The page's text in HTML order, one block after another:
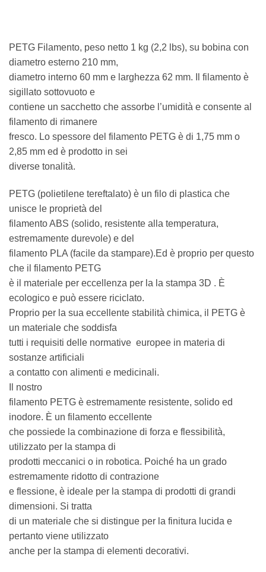
PETG Filamento, peso netto 1 kg (2,2 lbs), su bobina con
diametro esterno 210 mm,
diametro interno 60 mm e larghezza 62 mm. Il filamento è
sigillato sottovuoto e
contiene un sacchetto che assorbe l’umidità e consente al
filamento di rimanere
fresco. Lo spessore del filamento PETG è di 1,75 mm o
2,85 mm ed è prodotto in sei
diverse tonalità.
PETG (polietilene tereftalato) è un filo di plastica che
unisce le proprietà del
filamento ABS (solido, resistente alla temperatura,
estremamente durevole) e del
filamento PLA (facile da stampare).Ed è proprio per questo
che il filamento PETG
è il materiale per eccellenza per la la stampa 3D . È
ecologico e può essere riciclato.
Proprio per la sua eccellente stabilità chimica, il PETG è
un materiale che soddisfa
tutti i requisiti delle normative europee in materia di
sostanze artificiali
a contatto con alimenti e medicinali.
Il nostro
filamento PETG è estremamente resistente, solido ed
inodore. È un filamento eccellente
che possiede la combinazione di forza e flessibilità,
utilizzato per la stampa di
prodotti meccanici o in robotica. Poiché ha un grado
estremamente ridotto di contrazione
e flessione, è ideale per la stampa di prodotti di grandi
dimensioni. Si tratta
di un materiale che si distingue per la finitura lucida e
pertanto viene utilizzato
anche per la stampa di elementi decorativi.